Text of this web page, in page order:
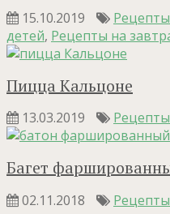
15.10.2019
детей, Рецепты на
Пицца Кальцоне
13.03.2019
Багет
02.11.2018